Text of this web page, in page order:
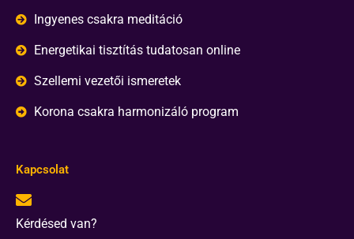
Ingyenes csakra meditáció
Energetikai tisztítás tudatosan online
Szellemi vezetői ismeretek
Korona csakra harmonizáló program
Kapcsolat
Kérdésed van?